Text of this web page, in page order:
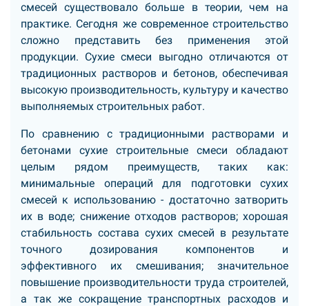
смесей существовало больше в теории, чем на
практике. Сегодня же современное строительство
сложно представить без применения этой
продукции. Сухие смеси выгодно отличаются от
традиционных растворов и бетонов, обеспечивая
высокую производительность, культуру и качество
выполняемых строительных работ.
По сравнению с традиционными растворами и
бетонами сухие строительные смеси обладают
целым рядом преимуществ, таких как:
минимальные операций для подготовки сухих
смесей к использованию - достаточно затворить
их в воде; снижение отходов растворов; хорошая
стабильность состава сухих смесей в результате
точного дозирования компонентов и
эффективного их смешивания; значительное
повышение производительности труда строителей,
а так же сокращение транспортных расходов и